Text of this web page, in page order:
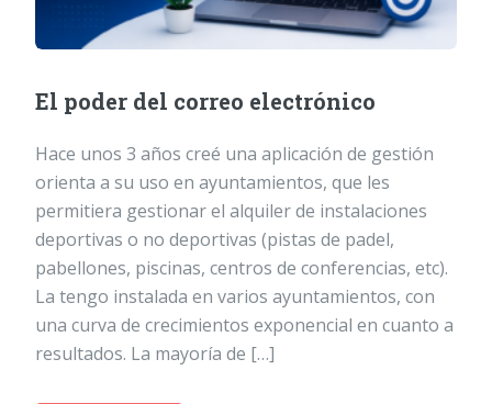
El poder del correo electrónico
Hace unos 3 años creé una aplicación de gestión
orienta a su uso en ayuntamientos, que les
permitiera gestionar el alquiler de instalaciones
deportivas o no deportivas (pistas de padel,
pabellones, piscinas, centros de conferencias, etc).
La tengo instalada en varios ayuntamientos, con
una curva de crecimientos exponencial en cuanto a
resultados. La mayoría de […]